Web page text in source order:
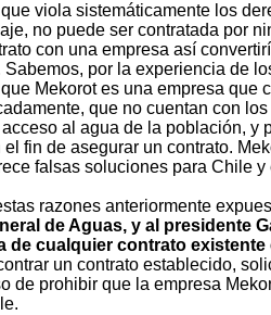
viola sistemáticamente los
no puede ser contratada por
con una empresa así
Sabemos, por la experiencia de
Mekorot es una empresa que
que no cuentan con
al agua de la población, y
fin de asegurar un contrato.
falsas soluciones para Chile y
razones anteriormente
de Aguas, y al presidente
de cualquier contrato
un contrato establecido,
de prohibir que la empresa